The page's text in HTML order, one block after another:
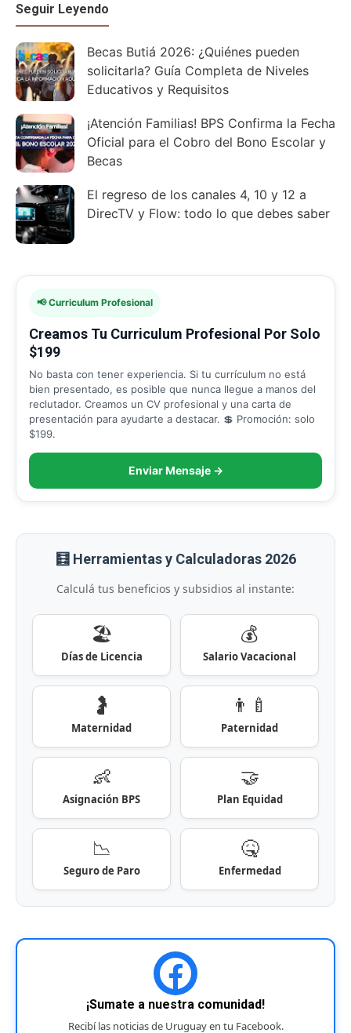
Seguir Leyendo
Becas Butiá 2026: ¿Quiénes pueden
solicitarla? Guía Completa de Niveles
Educativos y Requisitos
¡Atención Familias! BPS Confirma la Fecha
Oficial para el Cobro del Bono Escolar y
Becas
El regreso de los canales 4, 10 y 12 a
DirecTV y Flow: todo lo que debes saber
📢 Curriculum Profesional
Creamos Tu Curriculum Profesional Por Solo
$199
No basta con tener experiencia. Si tu currículum no está
bien presentado, es posible que nunca llegue a manos del
reclutador. Creamos un CV profesional y una carta de
presentación para ayudarte a destacar. 💲 Promoción: solo
$199.
Enviar Mensaje →
🧮 Herramientas y Calculadoras 2026
Calculá tus beneficios y subsidios al instante:
🏖️
Días de Licencia
💰
Salario Vacacional
🤰
Maternidad
👨‍🍼
Paternidad
👶
Asignación BPS
🤝
Plan Equidad
📉
Seguro de Paro
🤒
Enfermedad
¡Sumate a nuestra comunidad!
Recibí las noticias de Uruguay en tu Facebook.